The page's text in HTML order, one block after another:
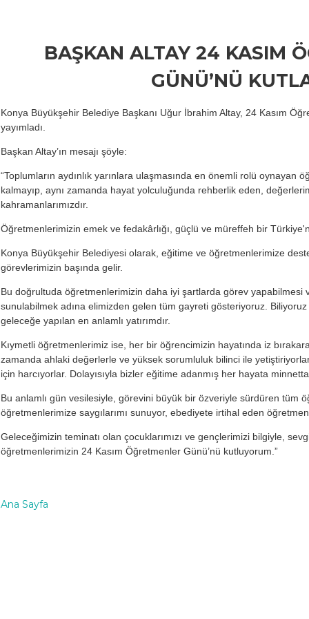
BAŞKAN ALTAY 24 KASIM
GÜNÜ’NÜ
Konya Büyükşehir Belediye Başkanı Uğur İbrahim Altay, 24 Kasım
yayımladı.
Başkan Altay’ın mesajı şöyle:
“Toplumların aydınlık yarınlara ulaşmasında en önemli rolü oynayan
kalmayıp, aynı zamanda hayat yolculuğunda rehberlik eden,
kahramanlarımızdır.
Öğretmenlerimizin emek ve fedakârlığı, güçlü ve müreffeh bir
Konya Büyükşehir Belediyesi olarak, eğitime ve öğretmenlerimize
görevlerimizin başında gelir.
Bu doğrultuda öğretmenlerimizin daha iyi şartlarda görev yapabilmesi
sunulabilmek adına elimizden gelen tüm gayreti gösteriyoruz. Biliyoruz
geleceğe yapılan en anlamlı yatırımdır.
Kıymetli öğretmenlerimiz ise, her bir öğrencimizin hayatında iz
zamanda ahlaki değerlerle ve yüksek sorumluluk bilinci ile
için harcıyorlar. Dolayısıyla bizler eğitime adanmış her hayata
Bu anlamlı gün vesilesiyle, görevini büyük bir özveriyle sürdüren tüm
öğretmenlerimize saygılarımı sunuyor, ebediyete irtihal eden
Geleceğimizin teminatı olan çocuklarımızı ve gençlerimizi bilgiyle,
öğretmenlerimizin 24 Kasım Öğretmenler Günü’nü kutluyorum.”
Ana Sayfa